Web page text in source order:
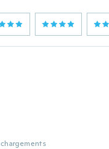
chargements